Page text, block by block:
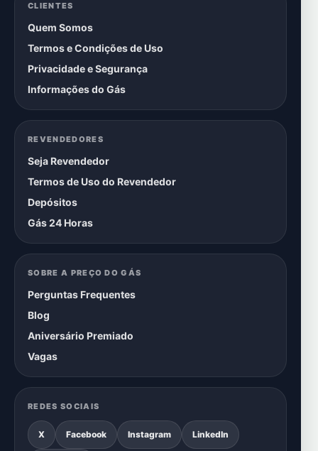
CLIENTES
Quem Somos
Termos e Condições de Uso
Privacidade e Segurança
Informações do Gás
REVENDEDORES
Seja Revendedor
Termos de Uso do Revendedor
Depósitos
Gás 24 Horas
SOBRE A PREÇO DO GÁS
Perguntas Frequentes
Blog
Aniversário Premiado
Vagas
REDES SOCIAIS
X Facebook Instagram LinkedIn